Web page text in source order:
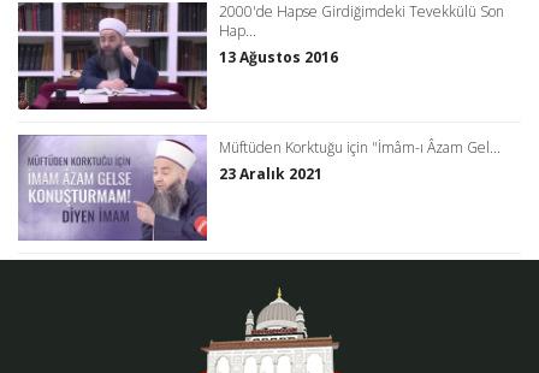
2000'de Hapse Girdiğimdeki Tevekkülü Son
Hap...
13 Ağustos 2016
Müftüden Korktuğu için "İmâm-ı Âzam Gel...
23 Aralık 2021